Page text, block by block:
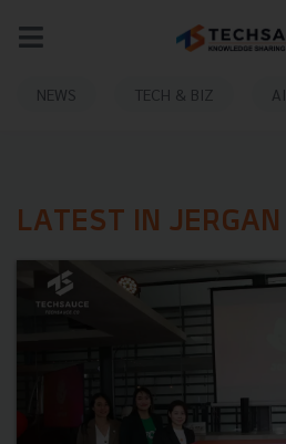
NEWS TECH & BIZ AI
LATEST IN JERGAN